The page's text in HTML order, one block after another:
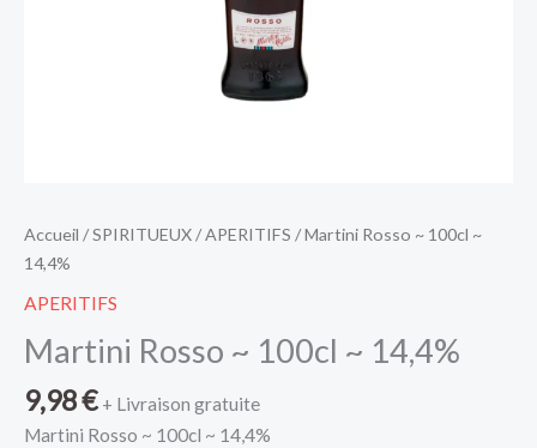
Accueil /SPIRITUEUX/APERITIFS / Martini Rosso ~ 100cl ~
14,4%
APERITIFS
Martini Rosso ~ 100cl ~ 14,4%
9,98€ + Livraison gratuite
Martini Rosso ~ 100cl ~ 14,4%